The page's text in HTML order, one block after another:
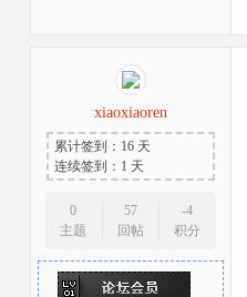
xiaoxiaoren
累计签到：16 天
连续签到：1 天
0
主题
57
回帖
-4
积分